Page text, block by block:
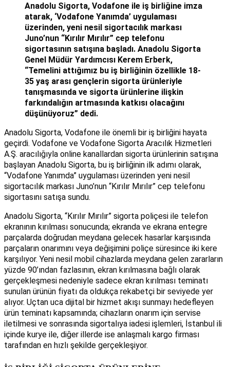
Anadolu Sigorta, Vodafone ile iş birliğine imza
atarak, ‘Vodafone Yanımda’ uygulaması
üzerinden, yeni nesil sigortacılık markası
Juno’nun “Kırılır Mırılır” cep telefonu
sigortasının satışına başladı. Anadolu Sigorta
Genel Müdür Yardımcısı Kerem Erberk,
“Temelini attığımız bu iş birliğinin özellikle 18-
35 yaş arası gençlerin sigorta ürünleriyle
tanışmasında ve sigorta ürünlerine ilişkin
farkındalığın artmasında katkısı olacağını
düşünüyoruz” dedi.
Anadolu Sigorta, Vodafone ile önemli bir iş birliğini hayata
geçirdi. Vodafone ve Vodafone Sigorta Aracılık Hizmetleri
A.Ş. aracılığıyla online kanallardan sigorta ürünlerinin satışına
başlayan Anadolu Sigorta, bu iş birliğinin ilk adımı olarak,
“Vodafone Yanımda” uygulaması üzerinden yeni nesil
sigortacılık markası Juno’nun “Kırılır Mırılır” cep telefonu
sigortasını satışa sundu.
Anadolu Sigorta, “Kırılır Mırılır” sigorta poliçesi ile telefon
ekranının kırılması sonucunda; ekranda ve ekrana entegre
parçalarda doğrudan meydana gelecek hasarlar karşısında
parçaların onarımını veya değişimini poliçe süresince iki kere
karşılıyor. Yeni nesil mobil cihazlarda meydana gelen zararların
yüzde 90’ından fazlasının, ekran kırılmasına bağlı olarak
gerçekleşmesi nedeniyle sadece ekran kırılması teminatı
sunulan ürünün fiyatı da oldukça rekabetçi bir seviyede yer
alıyor. Uçtan uca dijital bir hizmet akışı sunmayı hedefleyen
ürün teminatı kapsamında; cihazların onarım için servise
iletilmesi ve sonrasında sigortalıya iadesi işlemleri, İstanbul ili
içinde kurye ile, diğer illerde ise anlaşmalı kargo firması
tarafından en hızlı şekilde gerçekleşiyor.